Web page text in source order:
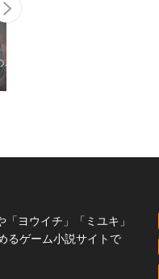
とし
ヨウイチ」「ミユキ」
るゲーム小説サイトで